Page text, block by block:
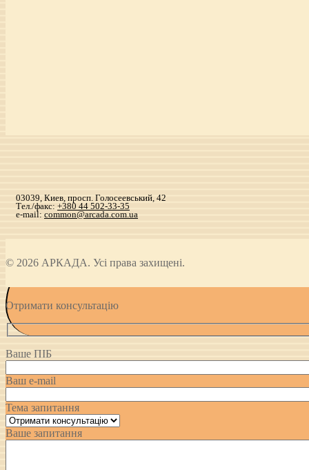
03039, Киев, просп. Голосеевський, 42
Тел./факс: +380 44 502-33-35
e-mail: common@arcada.com.ua
© 2026 АРКАДА. Усі права захищені.
Отримати консультацію
Ваше ПІБ
Ваш e-mail
Тема запитання
Ваше запитання